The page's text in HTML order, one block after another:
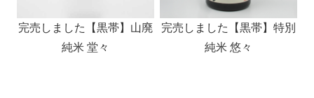
完売しました【黒帯】山廃
純米 堂々
完売しました【黒帯】特別
純米 悠々